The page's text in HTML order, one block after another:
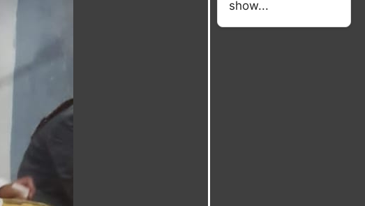
show...